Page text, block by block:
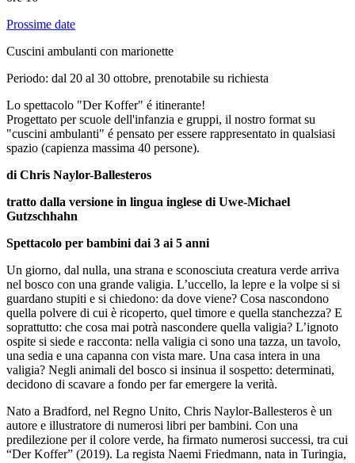
Prossime date
Cuscini ambulanti con marionette
Periodo: dal 20 al 30 ottobre, prenotabile su richiesta
Lo spettacolo "Der Koffer" é itinerante!
Progettato per scuole dell'infanzia e gruppi, il nostro format su
"cuscini ambulanti" é pensato per essere rappresentato in qualsiasi
spazio (capienza massima 40 persone).
di Chris Naylor-Ballesteros
tratto dalla versione in lingua inglese di Uwe-Michael
Gutzschhahn
Spettacolo per bambini dai 3 ai 5 anni
Un giorno, dal nulla, una strana e sconosciuta creatura verde arriva
nel bosco con una grande valigia. L’uccello, la lepre e la volpe si si
guardano stupiti e si chiedono: da dove viene? Cosa nascondono
quella polvere di cui è ricoperto, quel timore e quella stanchezza? E
soprattutto: che cosa mai potrà nascondere quella valigia? L’ignoto
ospite si siede e racconta: nella valigia ci sono una tazza, un tavolo,
una sedia e una capanna con vista mare. Una casa intera in una
valigia? Negli animali del bosco si insinua il sospetto: determinati,
decidono di scavare a fondo per far emergere la verità.
Nato a Bradford, nel Regno Unito, Chris Naylor-Ballesteros è un
autore e illustratore di numerosi libri per bambini. Con una
predilezione per il colore verde, ha firmato numerosi successi, tra cui
“Der Koffer” (2019). La regista Naemi Friedmann, nata in Turingia,